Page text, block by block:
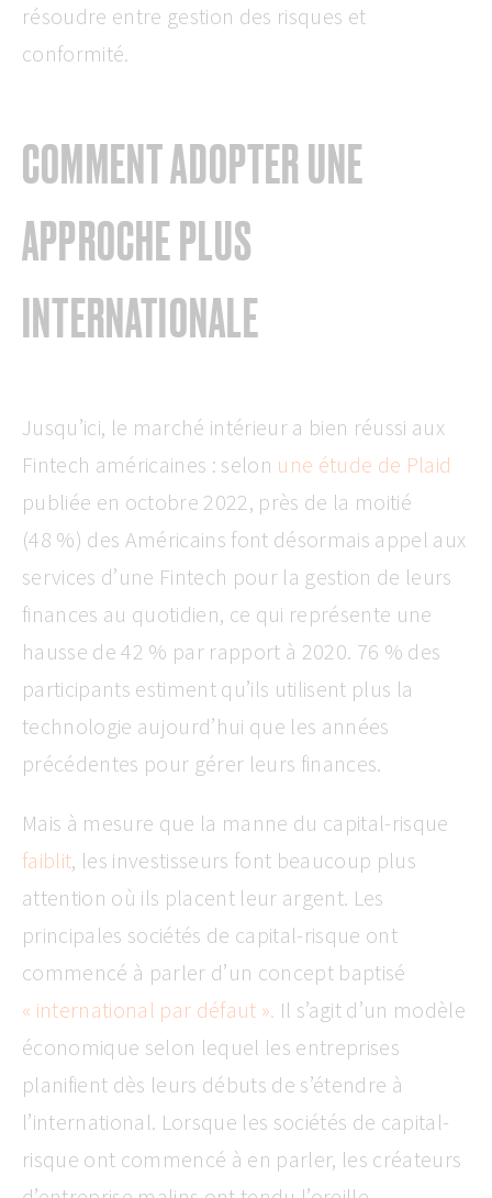
résoudre entre gestion des risques et
conformité.
COMMENT ADOPTER UNE
APPROCHE PLUS
INTERNATIONALE
Jusqu’ici, le marché intérieur a bien réussi aux
Fintech américaines : selon une étude de Plaid
publiée en octobre 2022, près de la moitié
(48 %) des Américains font désormais appel aux
services d’une Fintech pour la gestion de leurs
finances au quotidien, ce qui représente une
hausse de 42 % par rapport à 2020. 76 % des
participants estiment qu’ils utilisent plus la
technologie aujourd’hui que les années
précédentes pour gérer leurs finances.
Mais à mesure que la manne du capital-risque
faiblit, les investisseurs font beaucoup plus
attention où ils placent leur argent. Les
principales sociétés de capital-risque ont
commencé à parler d’un concept baptisé
« international par défaut ». Il s’agit d’un modèle
économique selon lequel les entreprises
planifient dès leurs débuts de s’étendre à
l’international. Lorsque les sociétés de capital-
risque ont commencé à en parler, les créateurs